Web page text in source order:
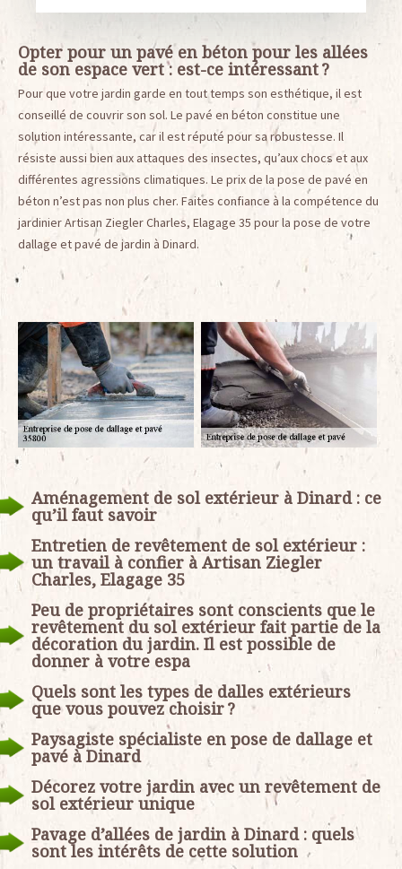
Opter pour un pavé en béton pour les allées
de son espace vert : est-ce intéressant ?
Pour que votre jardin garde en tout temps son esthétique, il est
conseillé de couvrir son sol. Le pavé en béton constitue une
solution intéressante, car il est réputé pour sa robustesse. Il
résiste aussi bien aux attaques des insectes, qu’aux chocs et aux
différentes agressions climatiques. Le prix de la pose de pavé en
béton n’est pas non plus cher. Faites confiance à la compétence du
jardinier Artisan Ziegler Charles, Elagage 35 pour la pose de votre
dallage et pavé de jardin à Dinard.
Aménagement de sol extérieur à Dinard : ce
qu’il faut savoir
Entretien de revêtement de sol extérieur :
un travail à confier à Artisan Ziegler
Charles, Elagage 35
Peu de propriétaires sont conscients que le
revêtement du sol extérieur fait partie de la
décoration du jardin. Il est possible de
donner à votre espa
Quels sont les types de dalles extérieurs
que vous pouvez choisir ?
Paysagiste spécialiste en pose de dallage et
pavé à Dinard
Décorez votre jardin avec un revêtement de
sol extérieur unique
Pavage d’allées de jardin à Dinard : quels
sont les intérêts de cette solution